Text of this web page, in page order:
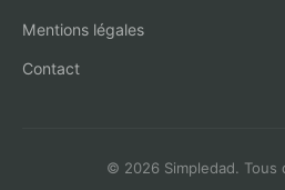
Mentions légales
Contact
© 2026 Simpledad. Tous